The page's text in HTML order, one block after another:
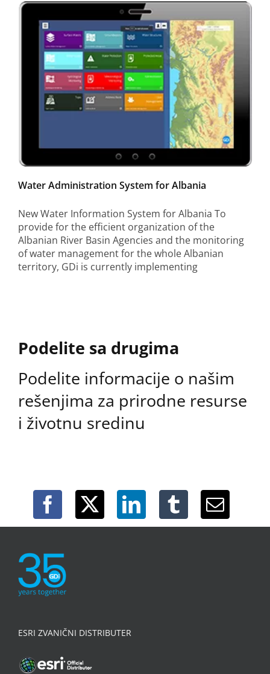
Water Administration System for Albania
New Water Information System for Albania To
provide for the efficient organization of the
Albanian River Basin Agencies and the monitoring
of water management for the whole Albanian
territory, GDi is currently implementing
Podelite sa drugima
Podelite informacije o našim
rešenjima za prirodne resurse
i životnu sredinu
ESRI ZVANIČNI DISTRIBUTER